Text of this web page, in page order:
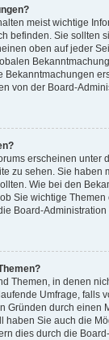
meist wichtige
befinden. Sie sollten
oben auf jeder
Bekanntmachungen
von der Board-
erscheinen unter
zu sehen. Sie haben
Wie bei den
Sie wichtige
Board-Administration
Themen, in denen
Umfrage, falls
Gründen durch einen
haben Sie auch die
dies durch die